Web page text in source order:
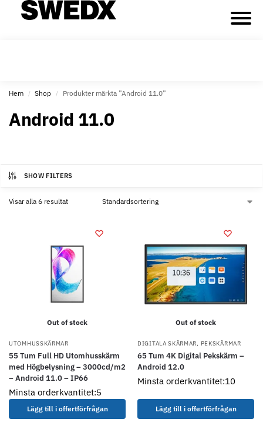
Hem / Shop / Produkter märkta ”Android 11.0”
Android 11.0
SHOW FILTERS
Visar alla 6 resultat
Out of stock
UTOMHUSSKÄRMAR
55 Tum Full HD Utomhusskärm
med Högbelysning – 3000cd/m2
– Android 11.0 – IP66
Minsta orderkvantitet:5
Lägg till i offertförfrågan
Out of stock
DIGITALA SKÄRMAR, PEKSKÄRMAR
65 Tum 4K Digital Pekskärm –
Android 12.0
Minsta orderkvantitet:10
Lägg till i offertförfrågan